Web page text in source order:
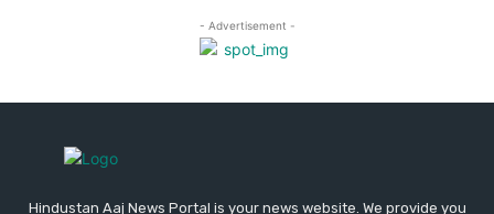
Hindustan Aaj News Portal is your news website. We provide you